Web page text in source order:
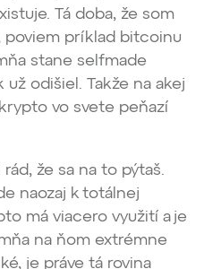
Tá doba, že som
poviem príklad bitcoinu
stane selfmade
odišiel. Takže na akej
vo svete peňazí
že sa na to pýtaš.
naozaj k totálnej
má viacero využití a je
na ňom extrémne
je práve tá rovina